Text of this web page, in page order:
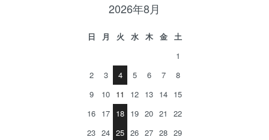
2026年8月
日 月 火 水 木 金
土
1
2
3 4 5 6 7
8
9
10 11 12 13 14 15
16 17 18 19 20 21
22
23 24 25 26 27 28 29